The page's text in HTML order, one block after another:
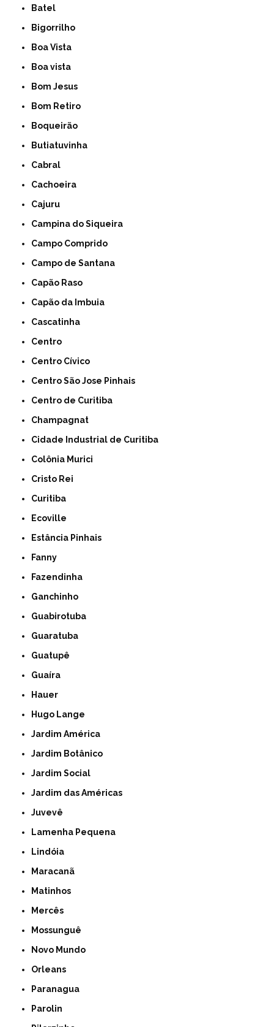
Batel
Bigorrilho
Boa Vista
Boa vista
Bom Jesus
Bom Retiro
Boqueirão
Butiatuvinha
Cabral
Cachoeira
Cajuru
Campina do Siqueira
Campo Comprido
Campo de Santana
Capão Raso
Capão da Imbuia
Cascatinha
Centro
Centro Cívico
Centro São Jose Pinhais
Centro de Curitiba
Champagnat
Cidade Industrial de Curitiba
Colônia Murici
Cristo Rei
Curitiba
Ecoville
Estância Pinhais
Fanny
Fazendinha
Ganchinho
Guabirotuba
Guaratuba
Guatupê
Guaíra
Hauer
Hugo Lange
Jardim América
Jardim Botânico
Jardim Social
Jardim das Américas
Juvevê
Lamenha Pequena
Lindóia
Maracanã
Matinhos
Mercês
Mossunguê
Novo Mundo
Orleans
Paranagua
Parolin